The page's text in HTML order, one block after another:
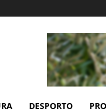
DESPORTO